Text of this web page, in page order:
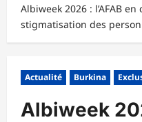
Albiweek 2026 : l’AFAB
stigmatisation des
Actualité Burkina
Albiweek